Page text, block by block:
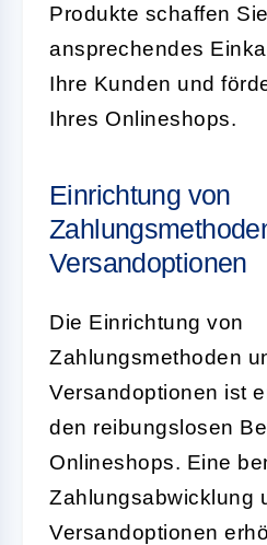
Produkte schaffen
ansprechendes
Ihre Kunden und
Ihres Onlineshops.
Einrichtung von
Versandoptionen
Die Einrichtung von
Zahlungsmethoden
Versandoptionen ist
den reibungslosen
Onlineshops. Eine
Zahlungsabwicklung
Versandoptionen